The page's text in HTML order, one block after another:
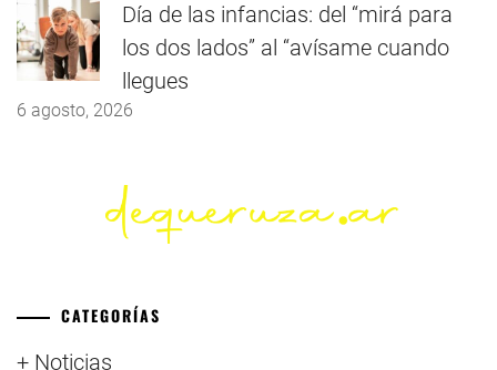
Día de las infancias: del “mirá para
los dos lados” al “avísame cuando
llegues
6 agosto, 2026
CATEGORÍAS
+ Noticias